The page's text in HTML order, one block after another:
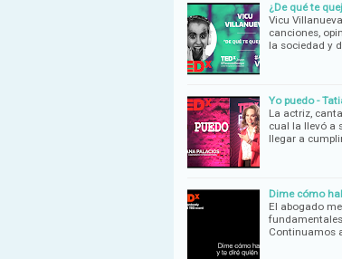
¿De qué te
Vicu
canciones,
la sociedad y
Yo puedo -
La actriz,
cual la llevó a
llegar a
Dime cómo
El abogado
Continuamos